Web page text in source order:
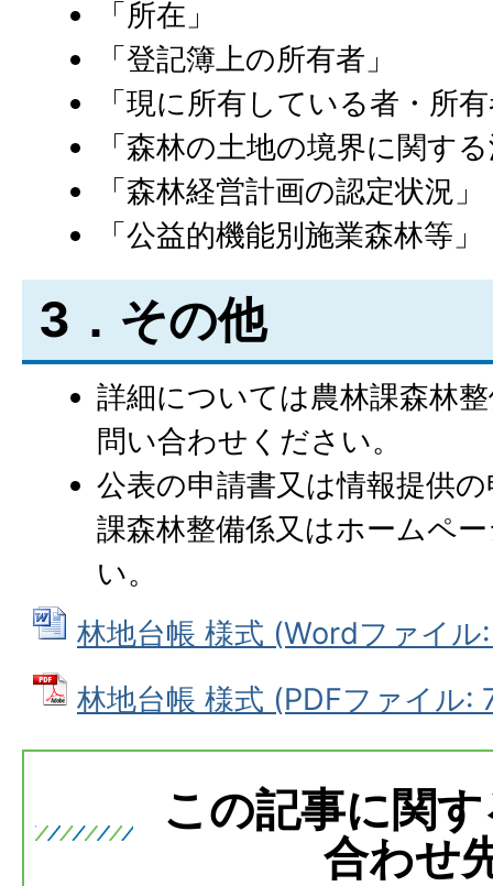
「所在」
「登記簿上の所有者」
「現に所有している者・所
「森林の土地の境界に関す
「森林経営計画の認定状況」
「公益的機能別施業森林等」
3．その他
詳細については農林課森林
問い合わせください。
公表の申請書又は情報提供
課森林整備係又はホームペ
い。
林地台帳 様式 (Wordファイル
林地台帳 様式 (PDFファイル:
この記事に関
合わせ